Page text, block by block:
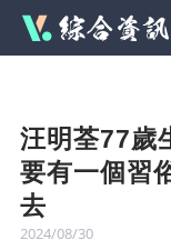
汪明荃77歲
要有一個習
去
2024/08/30